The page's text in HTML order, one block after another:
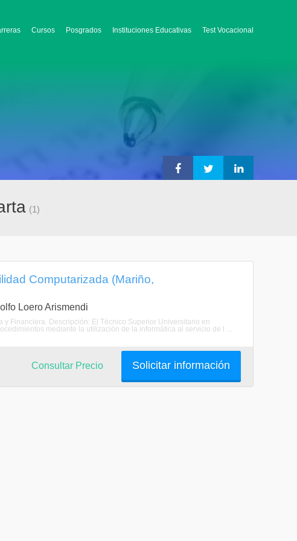
Cursos Posgrados Instituciones Educativas Test Vocacional
(1)
Computarizada (Mariño,
Loero Arismendi
Financiera. Descripción: El Técnico Superior Universitario en
mediante la utilización de la informática al servicio de l ...
Solicitar información
Consultar Precio